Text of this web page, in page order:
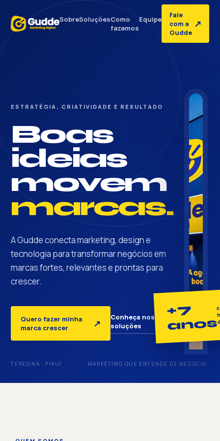
SobreSoluçõesComo
fazemos
Equipe
Fale
com a
Gudde
↗
ESTRATÉGIA, CRIATIVIDADE E RESULTADO
Boas
ideias
movem
marcas.
A Gudde conecta marketing, design e
tecnologia para transformar negócios em
marcas fortes, relevantes e prontas para
crescer.
Quero fazer minha
marca crescer
↗
Conheça nossas
soluções
↓
+7
anos
TERESINA · PIAUÍ MARKETING QUE ENTENDE DE NEGÓCIO.